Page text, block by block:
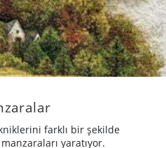
farklı bir şekilde
yaratıyor.